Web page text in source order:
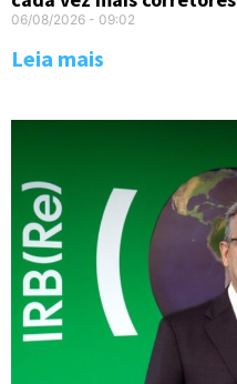
06/08/2026 09:02
Leia mais